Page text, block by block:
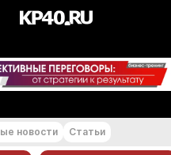
+22...+23 °С
новости Статьи